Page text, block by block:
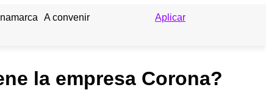
A convenir Aplicar
la empresa Corona?